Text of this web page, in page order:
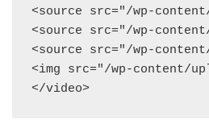
<source src="/wp-
<source src="/wp-
<source src="/wp-
<img src="/wp-content/
</video>